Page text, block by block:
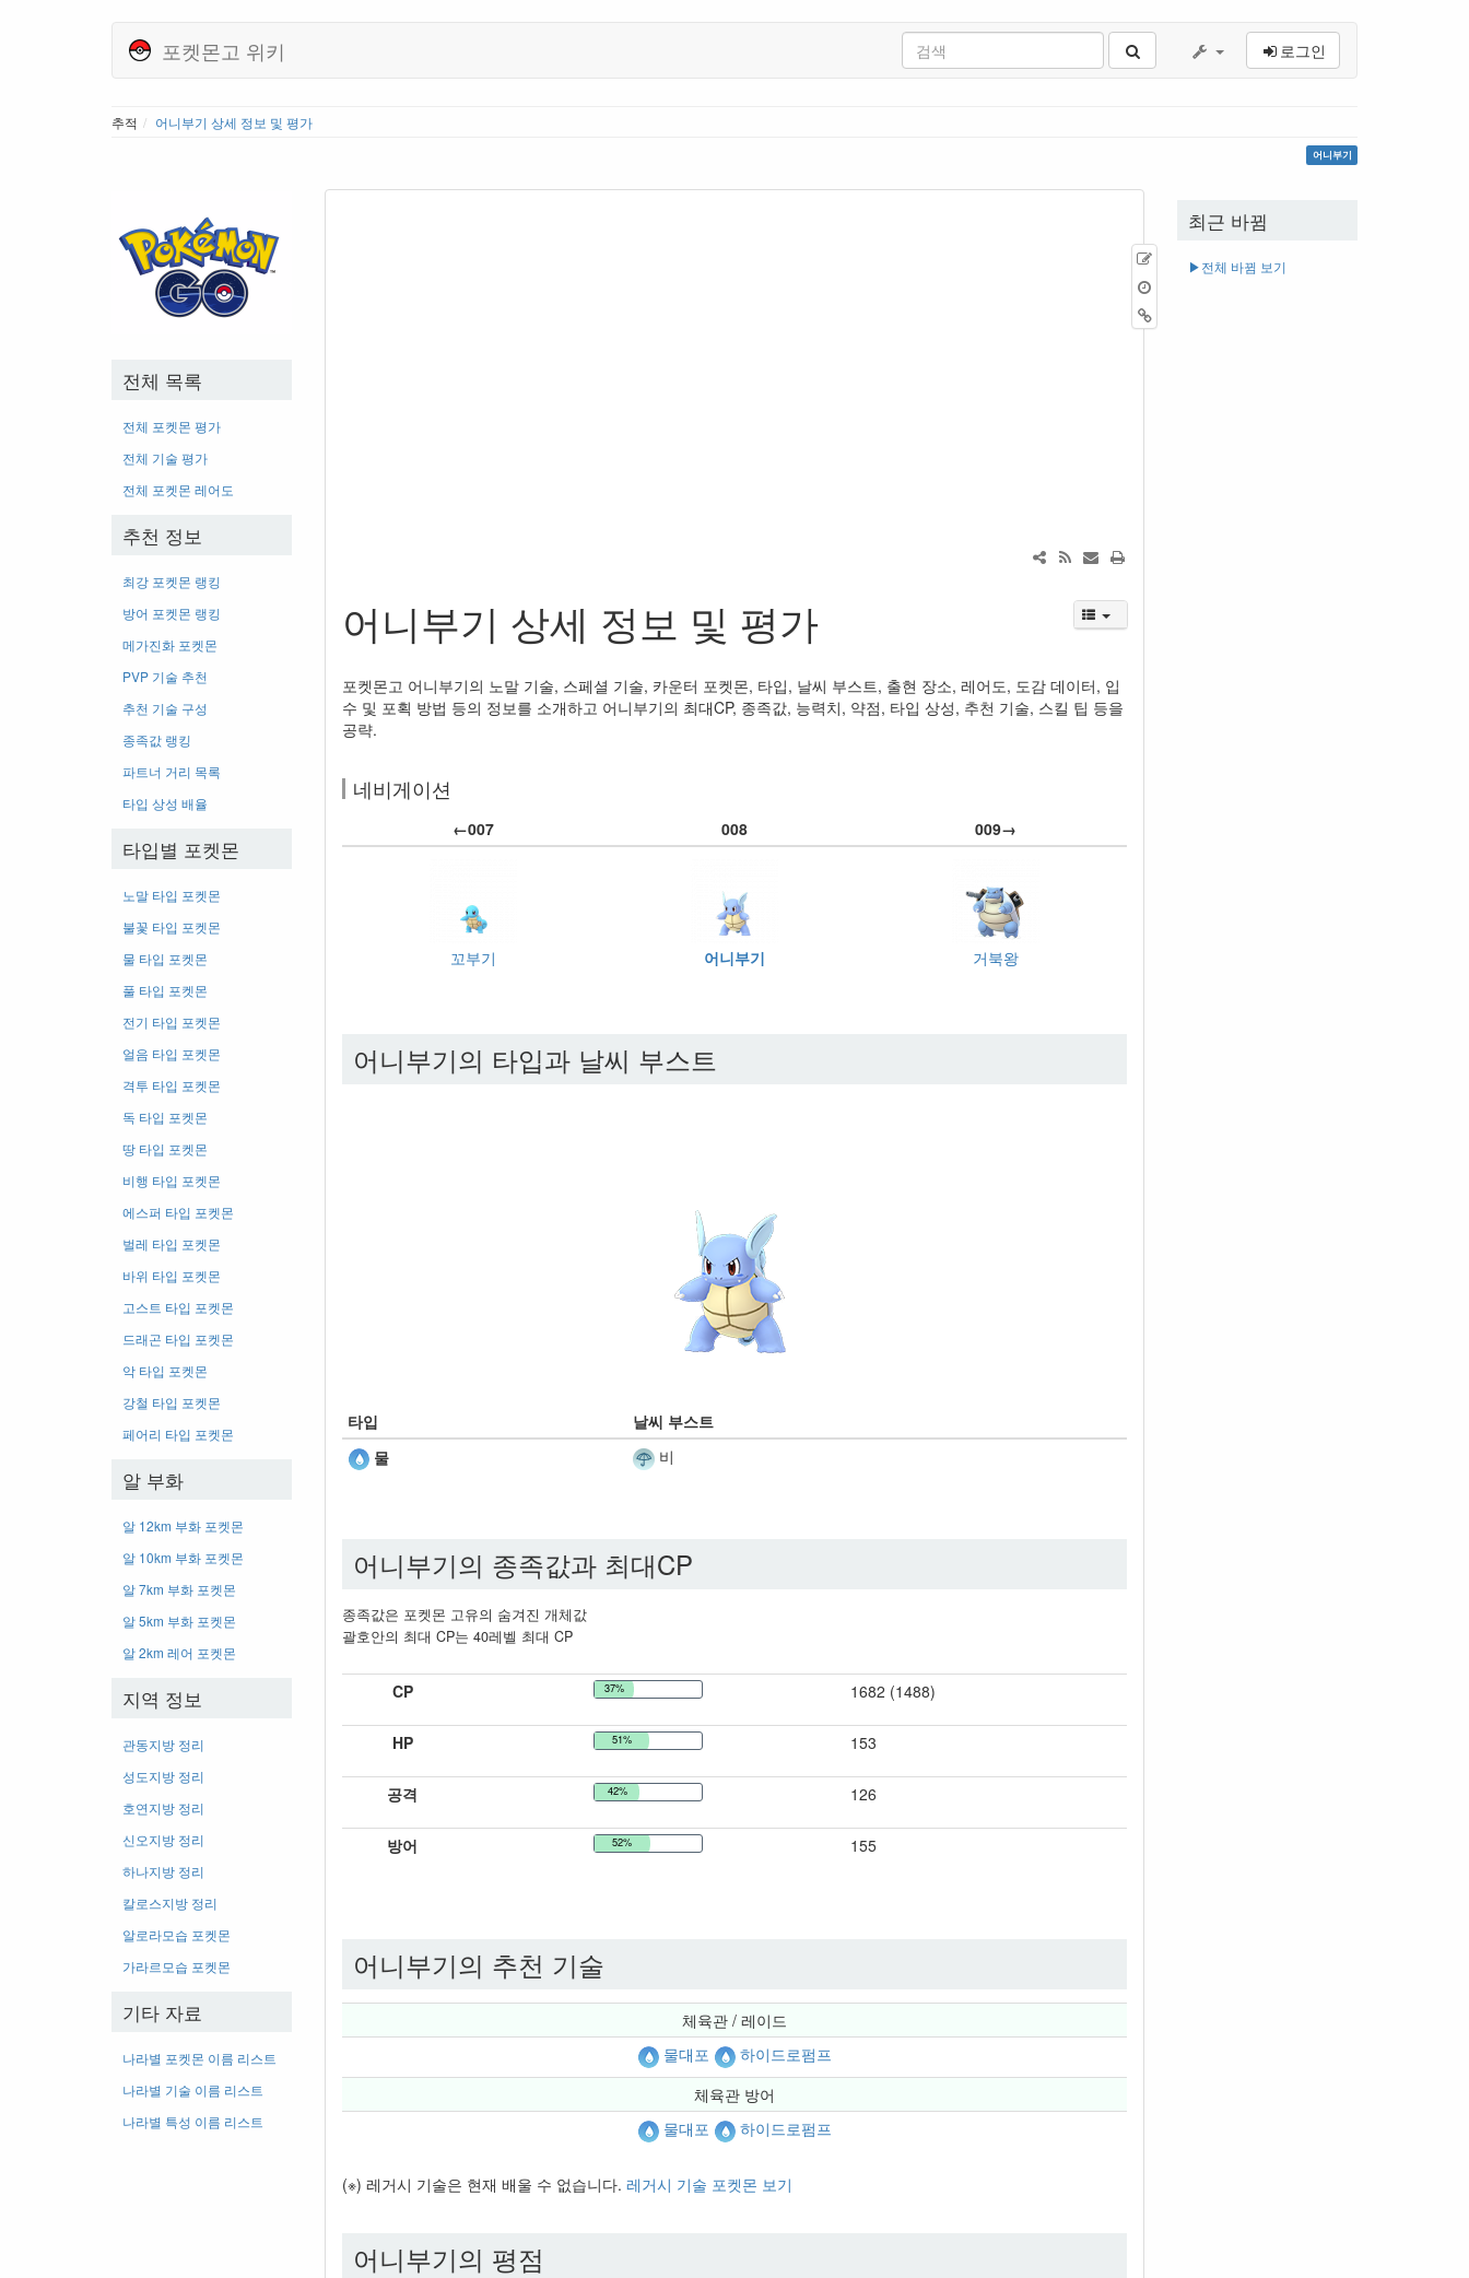
포켓몬고 위키 로그인
추적 어니부기 상세 정보 및 평가
어니부기
전체 목록
전체 포켓몬 평가
전체 기술 평가
전체 포켓몬 레어도
추천 정보
최강 포켓몬 랭킹
방어 포켓몬 랭킹
메가진화 포켓몬
PVP 기술 추천
추천 기술 구성
종족값 랭킹
파트너 거리 목록
타입 상성 배율
타입별 포켓몬
노말 타입 포켓몬
불꽃 타입 포켓몬
물 타입 포켓몬
풀 타입 포켓몬
전기 타입 포켓몬
얼음 타입 포켓몬
격투 타입 포켓몬
독 타입 포켓몬
땅 타입 포켓몬
비행 타입 포켓몬
에스퍼 타입 포켓몬
벌레 타입 포켓몬
바위 타입 포켓몬
고스트 타입 포켓몬
드래곤 타입 포켓몬
악 타입 포켓몬
강철 타입 포켓몬
페어리 타입 포켓몬
알 부화
알 12km 부화 포켓몬
알 10km 부화 포켓몬
알 7km 부화 포켓몬
알 5km 부화 포켓몬
알 2km 레어 포켓몬
지역 정보
관동지방 정리
성도지방 정리
호연지방 정리
신오지방 정리
하나지방 정리
칼로스지방 정리
알로라모습 포켓몬
가라르모습 포켓몬
기타 자료
나라별 포켓몬 이름 리스트
나라별 기술 이름 리스트
나라별 특성 이름 리스트
기판링
어니부기 상세 정보 및 평가
포켓몬고 어니부기의 노말 기술, 스페셜 기술, 카운터 포켓몬, 타입, 날씨 부스트, 출현 장소, 레어도, 도감 데이터, 입
수 및 포획 방법 등의 정보를 소개하고 어니부기의 최대CP, 종족값, 능력치, 약점, 타입 상성, 추천 기술, 스킬 팁 등을
공략.
네비게이션
←007 008 009→
꼬부기 어니부기 거북왕
어니부기의 타입과 날씨 부스트
타입
날씨 부스트
물
비
어니부기의 종족값과 최대CP
종족값은 포켓몬 고유의 숨겨진 개체값
괄호안의 최대 CP는 40레벨 최대 CP
CP 37% 1682 (1488)
HP 51% 153
공격 42% 126
방어 52% 155
어니부기의 추천 기술
체육관 / 레이드
물대포
하이드로펌프
체육관 방어
물대포
하이드로펌프
(※) 레거시 기술은 현재 배울 수 없습니다. 레거시 기술 포켓몬 보기
어니부기의 평점
최근 바뀜
▶︎전체 바뀜 보기